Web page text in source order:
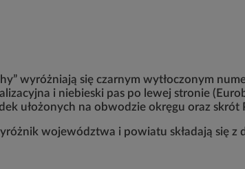
wyróżniają się czarnym wytłoczonym
i niebieski pas po lewej stronie
ułożonych na obwodzie okręgu oraz skrót
województwa i powiatu składają się z